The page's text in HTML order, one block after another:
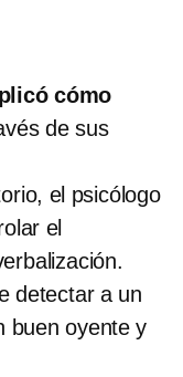
cómo
de sus
el psicólogo
el
detectar a un
buen oyente y